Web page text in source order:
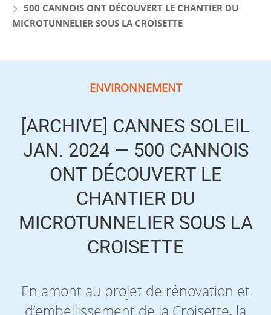
500 CANNOIS ONT DÉCOUVERT LE CHANTIER DU
MICROTUNNELIER SOUS LA CROISETTE
ENVIRONNEMENT
[ARCHIVE] CANNES SOLEIL
JAN. 2024 — 500 CANNOIS
ONT DÉCOUVERT LE
CHANTIER DU
MICROTUNNELIER SOUS LA
CROISETTE
En amont au projet de rénovation et
d’embellissement de la Croisette, la